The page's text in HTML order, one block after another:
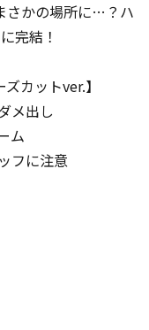
さかの場所に…？ハ
完結！
カットver.】
メ出し
ム
フに注意